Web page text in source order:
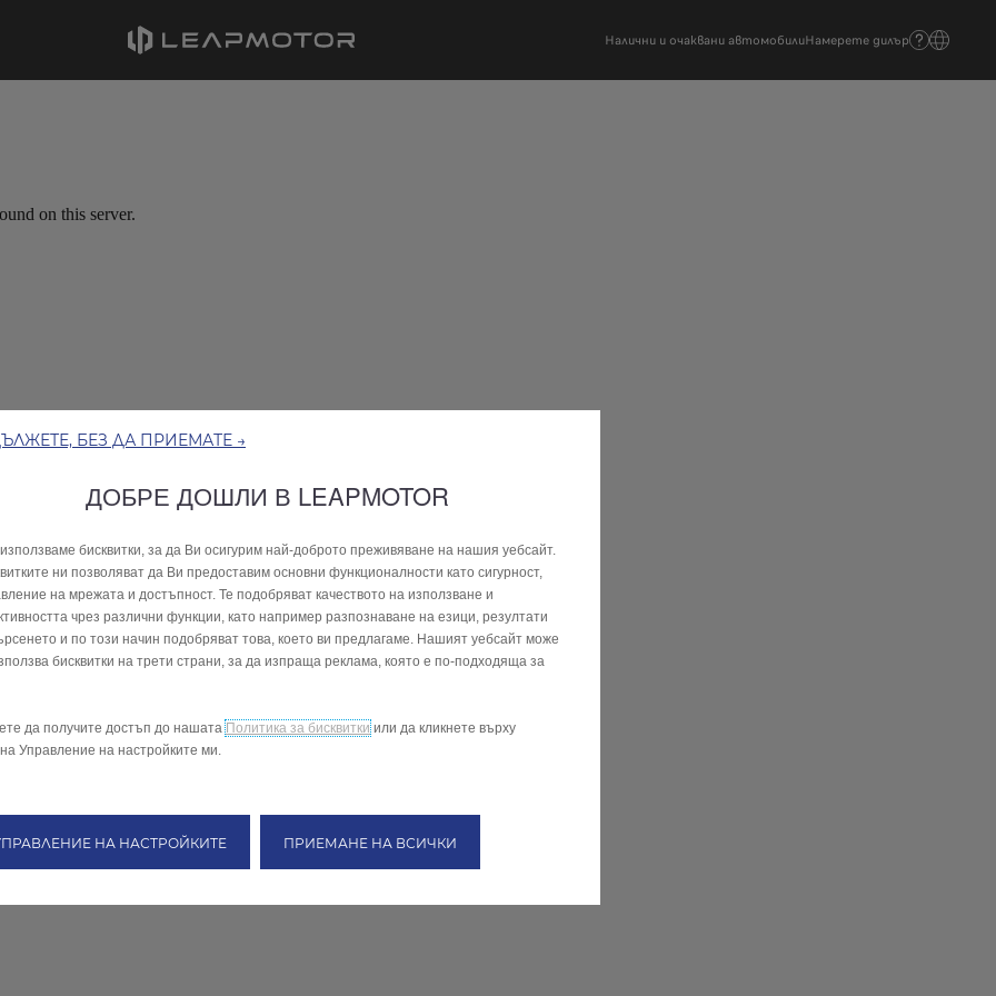
Налични и очаквани автомобилиНамерете дилър
БЕЗ ДА ПРИЕМАТЕ →
ДОБРЕ ДОШЛИ В LEAPMOTOR
бисквитки, за да Ви осигурим най-доброто преживяване на нашия уебсайт.
ни позволяват да Ви предоставим основни функционалности като сигурност,
на мрежата и достъпност. Те подобряват качеството на използване и
чрез различни функции, като например разпознаване на езици, резултати
и по този начин подобряват това, което ви предлагаме. Нашият уебсайт може
бисквитки на трети страни, за да изпраща реклама, която е по-подходяща за
да получите достъп до нашатаПолитика за бисквиткиили да кликнете върху
Управление на настройките ми.
УПРАВЛЕНИЕ НА НАСТРОЙКИТЕ ПРИЕМАНЕ НА ВСИЧКИ